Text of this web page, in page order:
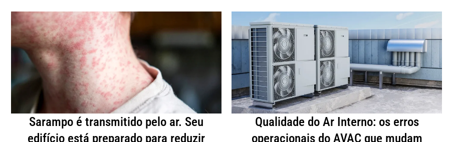
Sarampo é transmitido pelo ar. Seu
edifício está preparado para reduzir
Qualidade do Ar Interno: os erros
operacionais do AVAC que mudam